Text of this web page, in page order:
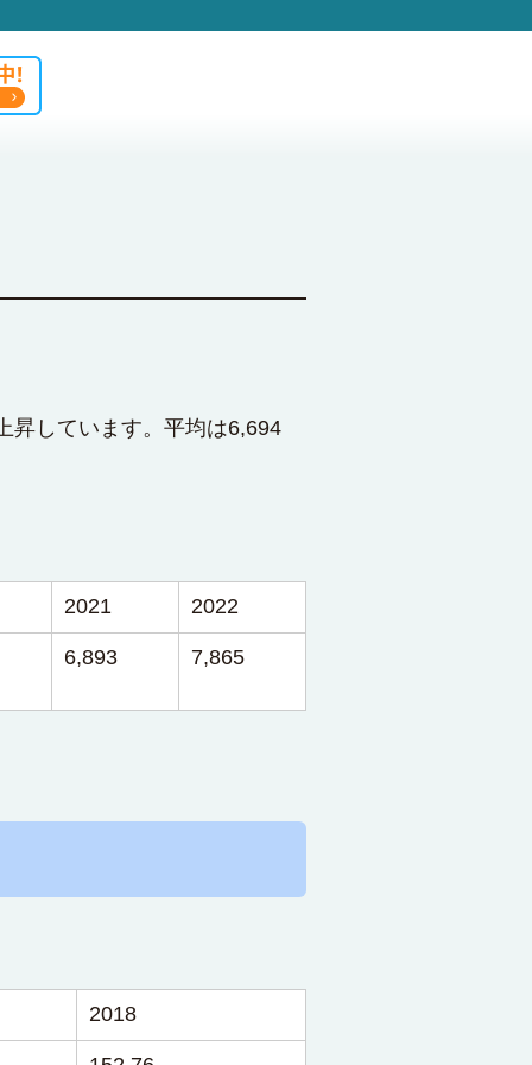
昇しています。平均は6,694
2021 2022
6,893 7,865
2018